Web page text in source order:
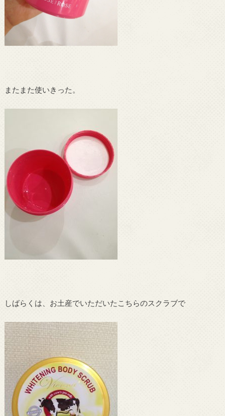
またまた使いきった。
しばらくは、お土産でいただいたこちらのスクラブで